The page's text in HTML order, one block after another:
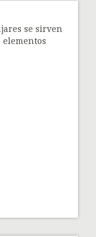
se sirven
elementos